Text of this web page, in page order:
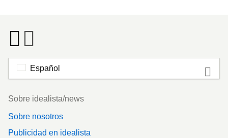
Español
Footer
Sobre idealista/news
Sobre nosotros
Publicidad en idealista